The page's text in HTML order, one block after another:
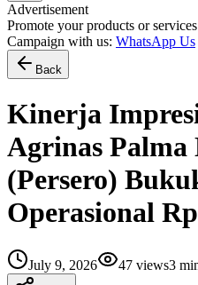
Advertisement
Promote your products or
Campaign with us: WhatsApp Us
Back
Kinerja
Agrinas Palma
(Persero)
Operasional
July 9, 2026 47 views3